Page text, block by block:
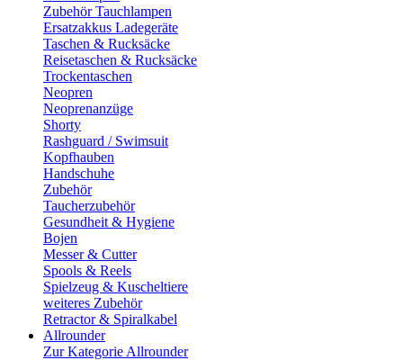
Zubehör Tauchlampen
Ersatzakkus Ladegeräte
Taschen & Rucksäcke
Reisetaschen & Rucksäcke
Trockentaschen
Neopren
Neoprenanzüge
Shorty
Rashguard / Swimsuit
Kopfhauben
Handschuhe
Zubehör
Taucherzubehör
Gesundheit & Hygiene
Bojen
Messer & Cutter
Spools & Reels
Spielzeug & Kuscheltiere
weiteres Zubehör
Retractor & Spiralkabel
Allrounder
Zur Kategorie Allrounder